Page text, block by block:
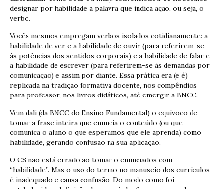
designar por habilidade a palavra que indica ação, ou seja, o
verbo.
Vocês mesmos empregam verbos isolados cotidianamente: a
habilidade de ver e a habilidade de ouvir (para referirem-se
às potências dos sentidos corporais) e a habilidade de falar e
a habilidade de escrever (para referirem-se às demandas por
comunicação) e assim por diante. Essa prática era (e é)
replicada na tradição formativa docente, nos compêndios
para professor, nos livros didáticos, até emergir a BNCC.
Vem dali (da BNCC do Ensino Fundamental) o equívoco de
tomar a frase inteira que enuncia o conteúdo (ou que
comunica o aluno o que esperamos que ele aprenda) como
habilidade, gerando confusão na sua aplicação.
O CS não está errado ao tomar o enunciados com
“habilidade”. Mas o uso do termo no manuseio dos currículos
é inadequado e causa confusão. Do modo como foi